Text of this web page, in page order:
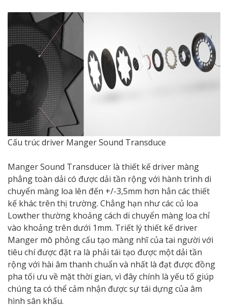
Cấu trúc driver Manger Sound Transduce
Manger Sound Transducer là thiết kế driver màng
phẳng toàn dải có được dải tần rộng với hành trình di
chuyển màng loa lên đến +/-3,5mm hơn hẳn các thiết
kế khác trên thị trường. Chẳng hạn như các củ loa
Lowther thường khoảng cách di chuyển màng loa chỉ
vào khoảng trên dưới 1mm. Triết lý thiết kế driver
Manger mô phỏng cấu tạo màng nhĩ của tai người với
tiêu chí được đặt ra là phải tái tạo được một dải tần
rộng với hài âm thanh chuẩn và nhất là đạt được đồng
pha tối ưu về mặt thời gian, vì đây chính là yếu tố giúp
chúng ta có thể cảm nhận được sự tái dựng của âm
hình sân khấu.